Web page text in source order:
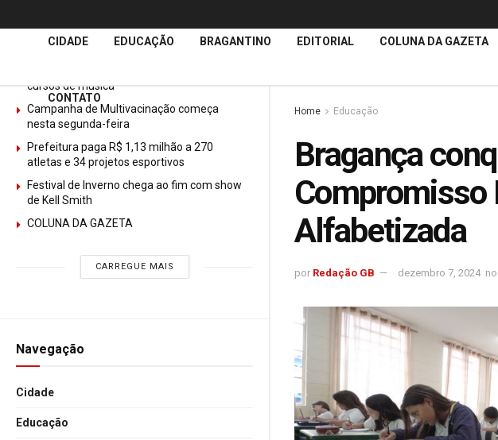
ÚltimasNotícias
cursos de música
Campanha de Multivacinação começa
nesta segunda-feira
Prefeitura paga R$ 1,13 milhão a 270
atletas e 34 projetos esportivos
Festival de Inverno chega ao fim com show
de Kell Smith
COLUNA DA GAZETA
CARREGUE MAIS
Navegação
Cidade
Educação
CIDADE EDUCAÇÃO BRAGANTINO EDITORIAL COLUNA DA GAZETA
CONTATO
Home Educação
Bragança
Compromisso
Alfabetizada
por Redação GB dezembro 7, 2024 no